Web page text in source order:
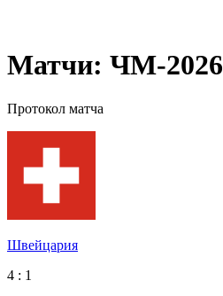
Матчи: ЧМ-2026
Протокол матча
Швейцария
4 : 1